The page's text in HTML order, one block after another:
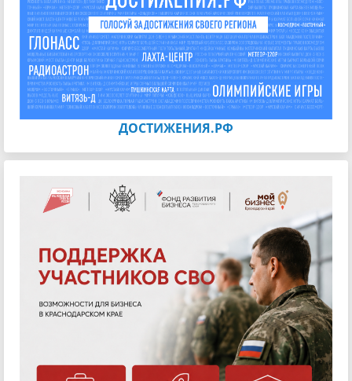
ДОСТИЖЕНИЯ.РФ